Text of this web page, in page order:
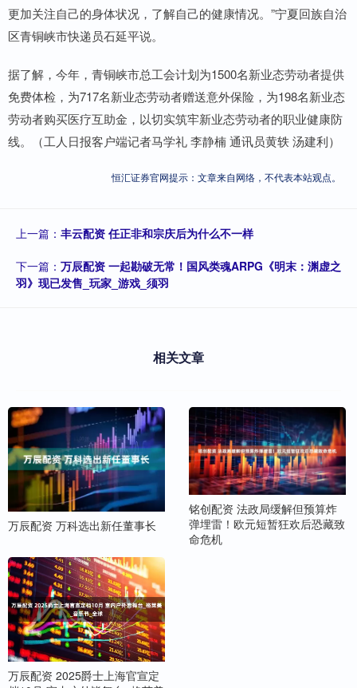
更加关注自己的身体状况，了解自己的健康情况。”宁夏回族自治
区青铜峡市快递员石延平说。
据了解，今年，青铜峡市总工会计划为1500名新业态劳动者提供
免费体检，为717名新业态劳动者赠送意外保险，为198名新业态
劳动者购买医疗互助金，以切实筑牢新业态劳动者的职业健康防
线。（工人日报客户端记者马学礼 李静楠 通讯员黄轶 汤建利）
恒汇证券官网提示：文章来自网络，不代表本站观点。
上一篇： 丰云配资 任正非和宗庆后为什么不一样
下一篇： 万辰配资 一起勘破无常！国风类魂ARPG《明末：渊虚之
羽》现已发售_玩家_游戏_须羽
相关文章
万辰配资 万科选出新任董事长
铭创配资 法政局缓解但预算炸
弹埋雷！欧元短暂狂欢后恐藏致
命危机
万辰配资 2025爵士上海官宣定